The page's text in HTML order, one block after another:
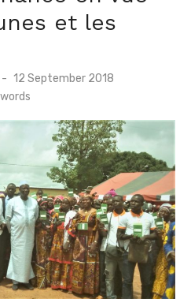
et les
Posted
on
12 September 2018
words